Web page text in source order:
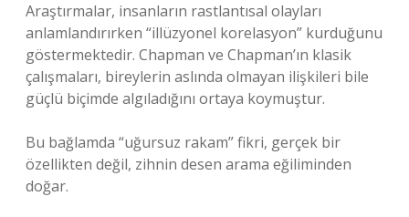
Araştırmalar, insanların rastlantısal olayları
anlamlandırırken “illüzyonel korelasyon” kurduğunu
göstermektedir. Chapman ve Chapman’ın klasik
çalışmaları, bireylerin aslında olmayan ilişkileri bile
güçlü biçimde algıladığını ortaya koymuştur.
Bu bağlamda “uğursuz rakam” fikri, gerçek bir
özellikten değil, zihnin desen arama eğiliminden
doğar.